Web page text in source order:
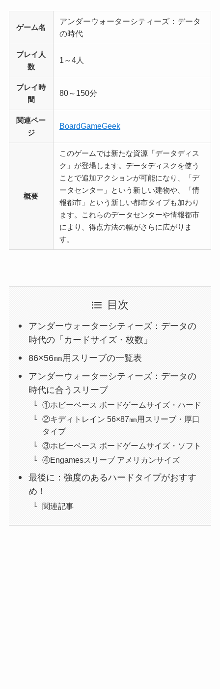
ゲーム名
アンダーウォーターシティーズ：データ
の時代
プレイ人
数
1～4人
プレイ時
間
80～150分
関連ペー
ジ
BoardGameGeek
概要
このゲームでは新たな資源「データディス
ク」が登場します。データディスクを使う
ことで追加アクションが可能になり、「デ
ータセンター」という新しい建物や、「情
報都市」という新しい都市タイプも加わり
ます。これらのデータセンターや情報都市
により、得点方法の幅がさらに広がりま
す。
目次
アンダーウォーターシティーズ：データの
時代の「カードサイズ・枚数」
86×56㎜用スリーブの一覧表
アンダーウォーターシティーズ：データの
時代に合うスリーブ
①ホビーベース ボードゲームサイズ・ハード
②キディトレイン 56×87㎜用スリーブ・厚口
タイプ
③ホビーベース ボードゲームサイズ・ソフト
④Engamesスリーブ アメリカンサイズ
最後に：強度のあるハードタイプがおすす
め！
関連記事